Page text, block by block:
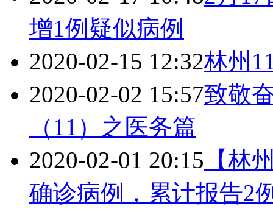
增1例疑似病例
2020-02-15 12:32林州
2020-02-02 15:57致敬
（11）之医务篇
2020-02-01 20:15 【林
确诊病例，累计报告2